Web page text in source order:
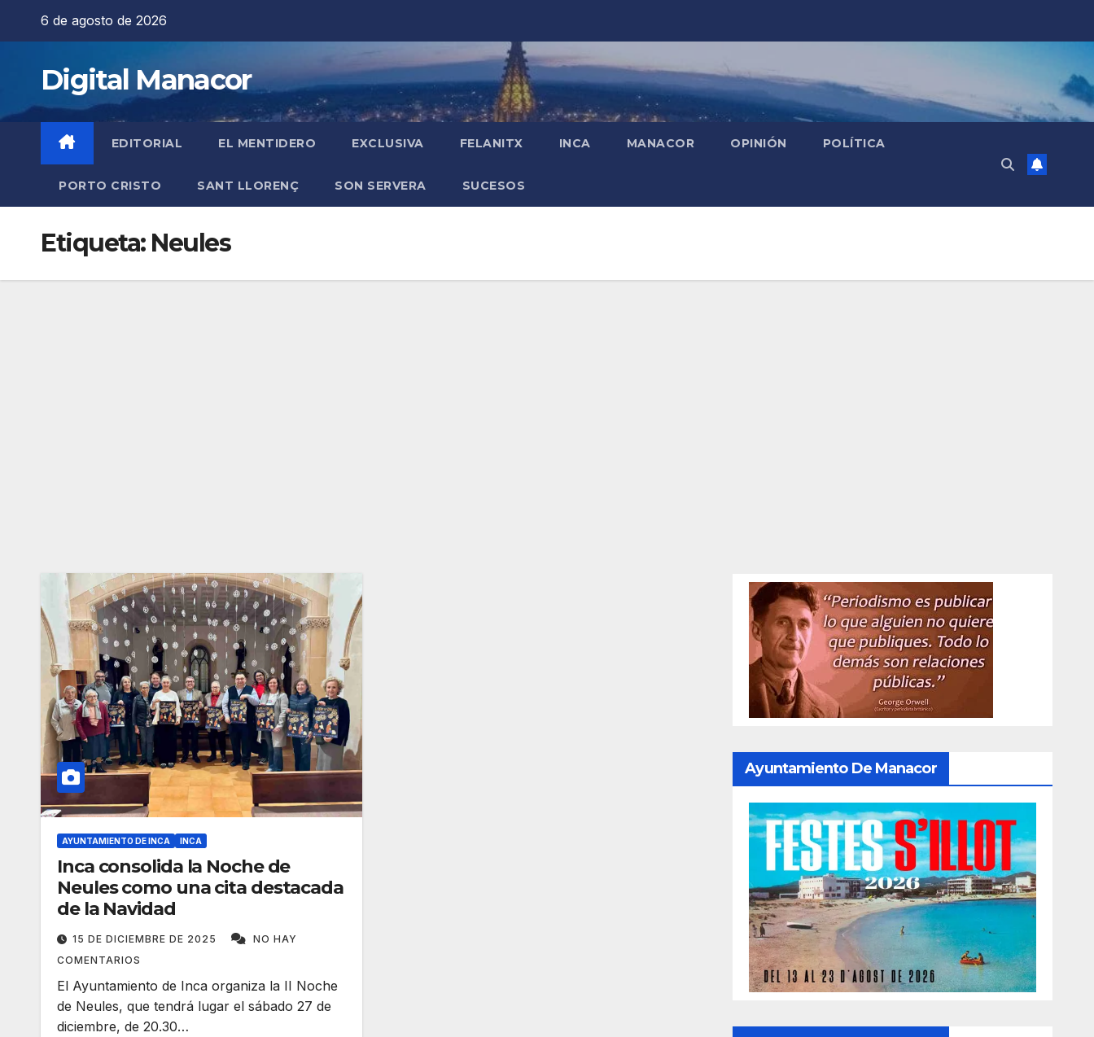
6 de agosto de 2026
Digital Manacor
EDITORIAL EL MENTIDERO EXCLUSIVA FELANITX INCA MANACOR OPINIÓN POLÍTICA
PORTO CRISTO SANT LLORENÇ SON SERVERA SUCESOS
Etiqueta: Neules
AYUNTAMIENTO DE INCA INCA
Inca consolida la Noche de
Neules como una cita destacada
de la Navidad
15 DE DICIEMBRE DE 2025
NO HAY
COMENTARIOS
El Ayuntamiento de Inca organiza la II Noche
de Neules, que tendrá lugar el sábado 27 de
diciembre, de 20.30…
Ayuntamiento De Manacor